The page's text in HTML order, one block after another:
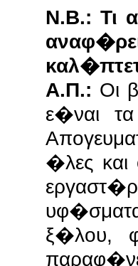
Ν.Β.: Τι
Α.Π.: Οι
ε�ναι
�λες και
ξ�λου,